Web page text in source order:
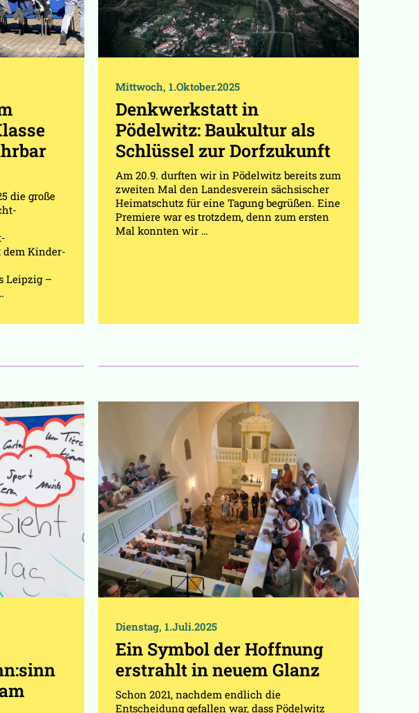
die große
dem Kinder-
Leipzig –
Mittwoch, 1.Oktober.2025
Denkwerkstatt in
Pödelwitz: Baukultur als
Schlüssel zur Dorfzukunft
Am 20.9. durften wir in Pödelwitz bereits zum
zweiten Mal den Landesverein sächsischer
Heimatschutz für eine Tagung begrüßen. Eine
Premiere war es trotzdem, denn zum ersten
Mal konnten wir …
Dienstag, 1.Juli.2025
Ein Symbol der Hoffnung
erstrahlt in neuem Glanz
Schon 2021, nachdem endlich die
Entscheidung gefallen war, dass Pödelwitz